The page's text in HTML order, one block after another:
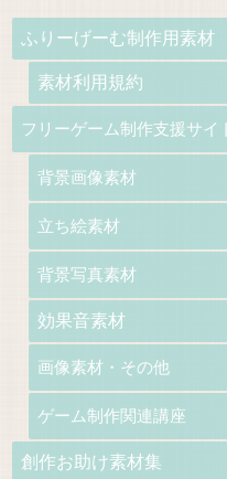
ふりーげーむ制作用素材
素材利用規約
フリーゲーム制作支援サイ
背景画像素材
立ち絵素材
背景写真素材
効果音素材
画像素材・その他
ゲーム制作関連講座
創作お助け素材集